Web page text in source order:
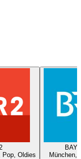
Pop, Oldies
München,